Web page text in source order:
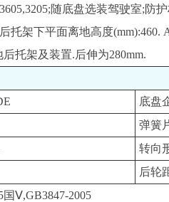
随底盘选装驾驶室;防
托架下平面离地高度(mm):460.
托架及装置.后伸为280mm.
底盘
弹簧
转向
后轮
国Ⅴ,GB3847-2005